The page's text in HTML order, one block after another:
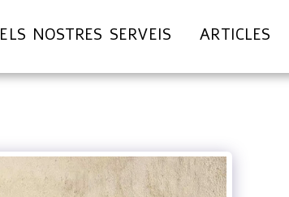
ELS NOSTRES SERVEIS ARTICLES